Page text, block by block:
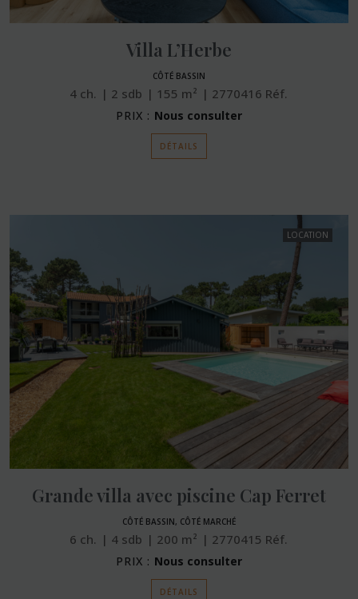
Villa L’Herbe
CÔTÉ BASSIN
4 ch. 2 sdb 155 m² 2770416 Réf.
PRIX : Nous consulter
DÉTAILS
LOCATION
Grande villa avec piscine Cap Ferret
CÔTÉ BASSIN, CÔTÉ MARCHÉ
6 ch. 4 sdb 200 m² 2770415 Réf.
PRIX : Nous consulter
DÉTAILS